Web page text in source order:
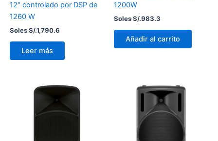
12″ controlado por DSP de
1260 W
Soles S/.1,790.6
Leer más
1200W
Soles S/.983.3
Añadir al carrito